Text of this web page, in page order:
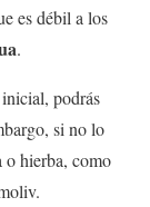
es débil a los
.
podrás
si no lo
o hierba, como